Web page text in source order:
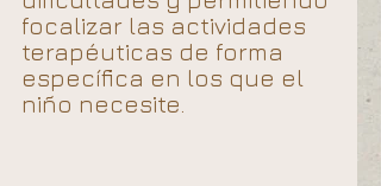
focalizar las actividades
terapéuticas de forma
específica en los que el
niño necesite.